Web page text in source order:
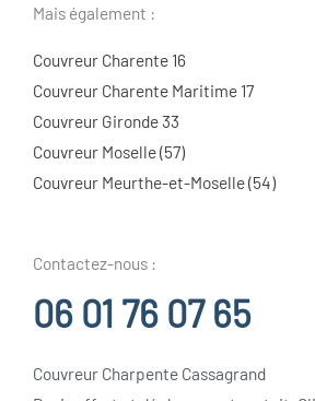
Mais également :
Couvreur Charente 16
Couvreur Charente Maritime 17
Couvreur Gironde 33
Couvreur Moselle (57)
Couvreur Meurthe-et-Moselle (54)
Contactez-nous :
06 01 76 07 65
Couvreur Charpente Cassagrand